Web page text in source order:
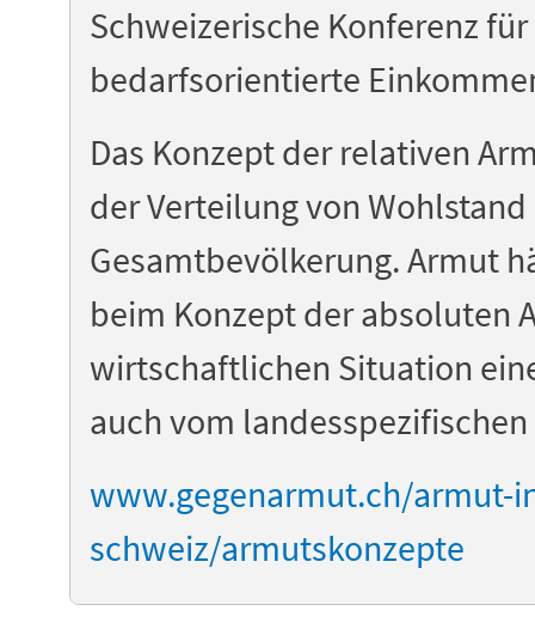
Schweizerische Konferenz
bedarfsorientierte
Das Konzept der relativen
der Verteilung von
Gesamtbevölkerung. Armut
beim Konzept der absoluten
wirtschaftlichen Situation
auch vom
www.gegenarmut.ch/armut-
schweiz/armutskonzepte